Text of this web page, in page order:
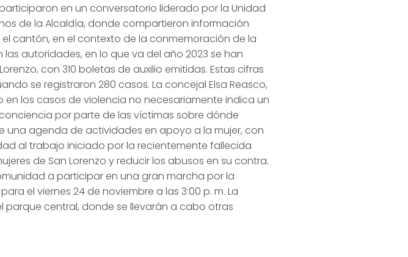
en un conversatorio liderado por la Unidad
de la Alcaldía, donde compartieron información
cantón, en el contexto de la conmemoración de la
autoridades, en lo que va del año 2023 se han
con 310 boletas de auxilio emitidas. Estas cifras
se registraron 280 casos. La concejal Elsa Reasco,
los casos de violencia no necesariamente indica un
por parte de las víctimas sobre dónde
una agenda de actividades en apoyo a la mujer, con
al trabajo iniciado por la recientemente fallecida
de San Lorenzo y reducir los abusos en su contra.
a participar en una gran marcha por la
el viernes 24 de noviembre a las 3:00 p. m. La
parque central, donde se llevarán a cabo otras